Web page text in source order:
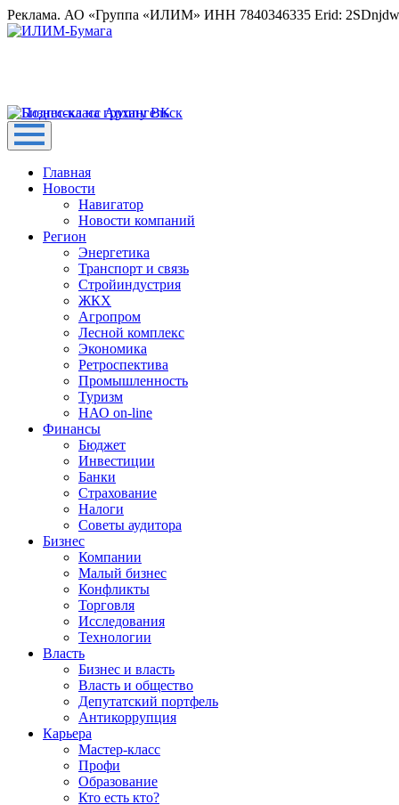
Реклама. АО «Группа «ИЛИМ» ИНН 7840346335 Erid:
Главная
Новости
Навигатор
Новости компаний
Регион
Энергетика
Транспорт и связь
Стройиндустрия
ЖКХ
Агропром
Лесной комплекс
Экономика
Ретроспектива
Промышленность
Туризм
НАО on-line
Финансы
Бюджет
Инвестиции
Банки
Страхование
Налоги
Советы аудитора
Бизнес
Компании
Малый бизнес
Конфликты
Торговля
Исследования
Технологии
Власть
Бизнес и власть
Власть и общество
Депутатский портфель
Антикоррупция
Карьера
Мастер-класс
Профи
Образование
Кто есть кто?